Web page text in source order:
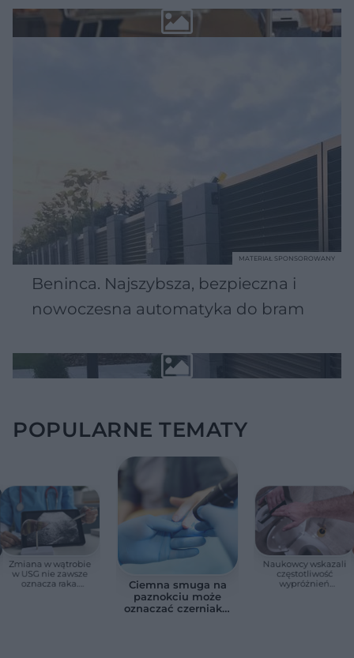
Beninca. Najszybsza, bezpieczna i
nowoczesna automatyka do bram
MATERIAŁ SPONSOROWANY
POPULARNE TEMATY
Zmiana w wątrobie
w USG nie zawsze
oznacza raka.
Ciemna smuga na
paznokciu może
oznaczać czerniaka.
Naukowcy wskazali
częstotliwość
wypróżnień